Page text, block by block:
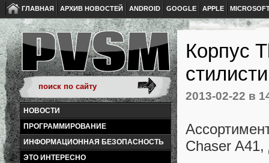
ГЛАВНАЯ АРХИВ НОВОСТЕЙ ANDROID GOOGLE APPLE
НОВОСТИ
ПРОГРАММИРОВАНИЕ
ИНФОРМАЦИОННАЯ БЕЗОПАСНОСТЬ
ЭТО ИНТЕРЕСНО
Корпус
2013-02-22 в
Chaser